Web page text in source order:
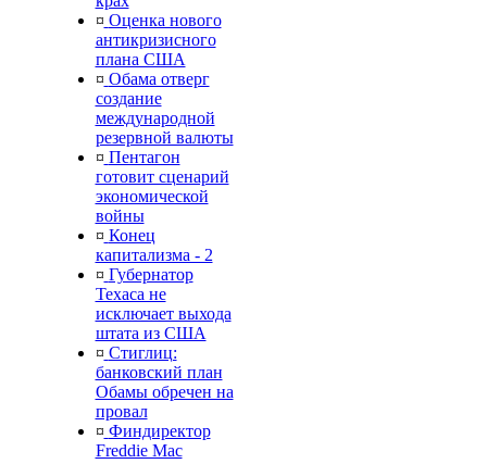
¤ Оценка нового
антикризисного
плана США
¤ Обама отверг
создание
международной
резервной валюты
¤ Пентагон
готовит сценарий
экономической
войны
¤ Конец
капитализма - 2
¤ Губернатор
Техаса не
исключает выхода
штата из США
¤ Стиглиц:
банковский план
Обамы обречен на
провал
¤ Финдиректор
Freddie Mac